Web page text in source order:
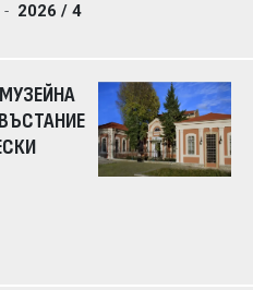
- 2026 / 4